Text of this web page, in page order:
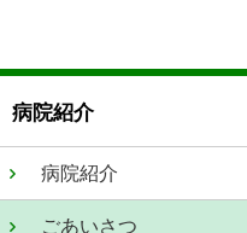
病院紹介
病院紹介
ごあいさつ